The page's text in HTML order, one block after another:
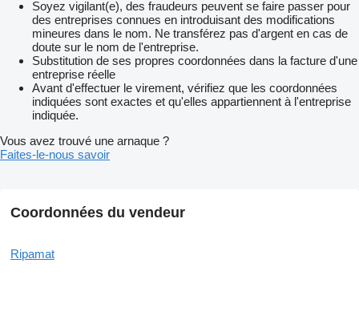
Soyez vigilant(e), des fraudeurs peuvent se faire passer pour
des entreprises connues en introduisant des modifications
mineures dans le nom. Ne transférez pas d'argent en cas de
doute sur le nom de l'entreprise.
Substitution de ses propres coordonnées dans la facture d'une
entreprise réelle
Avant d'effectuer le virement, vérifiez que les coordonnées
indiquées sont exactes et qu'elles appartiennent à l'entreprise
indiquée.
Vous avez trouvé une arnaque ?
Faites-le-nous savoir
Coordonnées du vendeur
Ripamat